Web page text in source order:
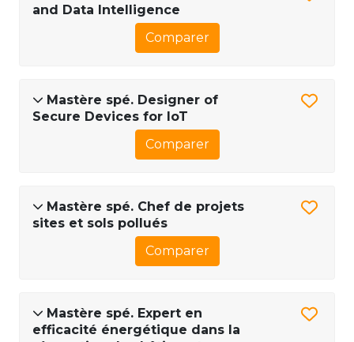
and Data Intelligence
Comparer
Mastère spé. Designer of
Secure Devices for IoT
Comparer
Mastère spé. Chef de projets
sites et sols pollués
Comparer
Mastère spé. Expert en
efficacité énergétique dans la